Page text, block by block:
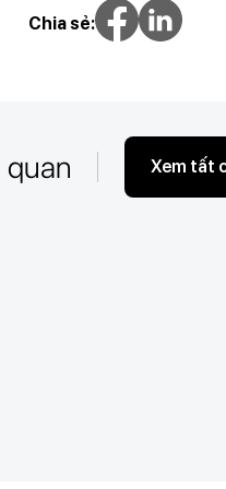
Chia sẻ:
quan Xem tất